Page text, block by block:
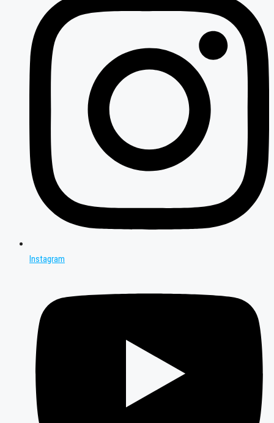
Instagram